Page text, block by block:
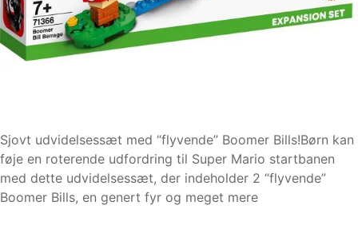
Sjovt udvidelsessæt med “flyvende” Boomer Bills!Børn kan
føje en roterende udfordring til Super Mario startbanen
med dette udvidelsessæt, der indeholder 2 “flyvende”
Boomer Bills, en genert fyr og meget mere